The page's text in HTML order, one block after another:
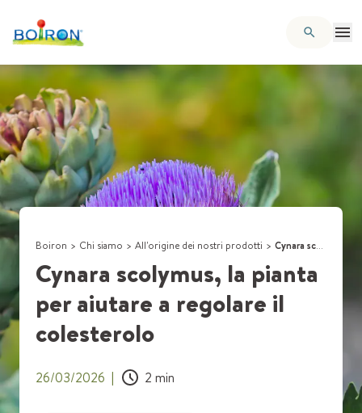
Boiron > Chi siamo > All'origine dei nostri prodotti > Cynara scolymus, la pianta per aiutare a regolare il colesterolo
Cynara scolymus, la pianta
per aiutare a regolare il
colesterolo
26/03/2026 | 2 min